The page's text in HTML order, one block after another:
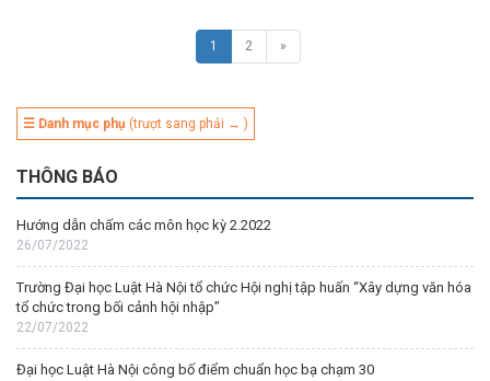
1 2 »
☰ Danh mục phụ (trượt sang phải → )
THÔNG BÁO
Hướng dẫn chấm các môn học kỳ 2.2022
26/07/2022
Trường Đại học Luật Hà Nội tổ chức Hội nghị tập huấn “Xây dựng văn hóa
tổ chức trong bối cảnh hội nhập”
22/07/2022
Đại học Luật Hà Nội công bố điểm chuẩn học bạ chạm 30